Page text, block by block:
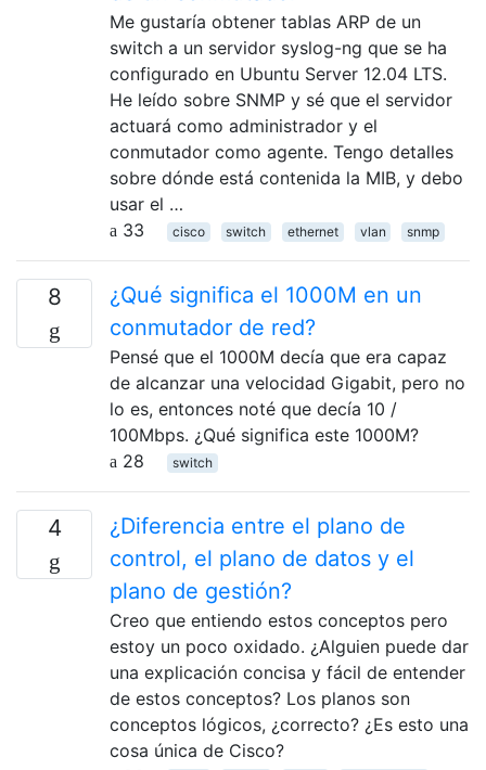
Me gustaría obtener tablas ARP de un
switch a un servidor syslog-ng que se ha
configurado en Ubuntu Server 12.04 LTS.
He leído sobre SNMP y sé que el servidor
actuará como administrador y el
conmutador como agente. Tengo detalles
sobre dónde está contenida la MIB, y debo
usar el …
33
cisco switch ethernet vlan snmp
8
¿Qué significa el 1000M en un
conmutador de red?
Pensé que el 1000M decía que era capaz
de alcanzar una velocidad Gigabit, pero no
lo es, entonces noté que decía 10 /
100Mbps. ¿Qué significa este 1000M?
28
switch
4
¿Diferencia entre el plano de
control, el plano de datos y el
plano de gestión?
Creo que entiendo estos conceptos pero
estoy un poco oxidado. ¿Alguien puede dar
una explicación concisa y fácil de entender
de estos conceptos? Los planos son
conceptos lógicos, ¿correcto? ¿Es esto una
cosa única de Cisco?